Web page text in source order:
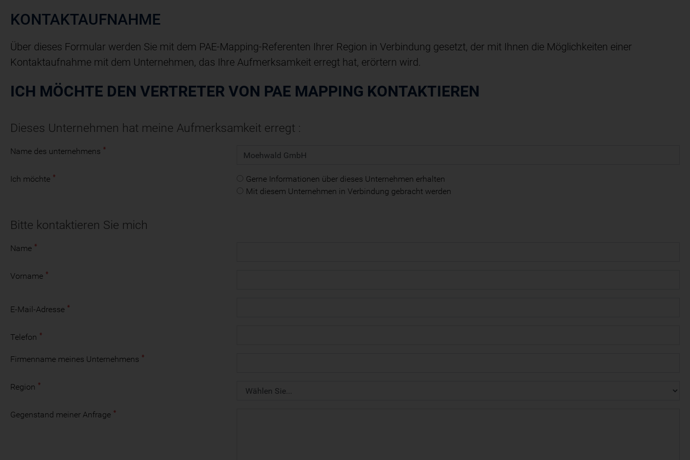
KONTAKTAUFNAHME
Über dieses Formular werden Sie mit dem PAE-Mapping-Referenten Ihrer Region in Verbindung gesetzt, der mit Ihnen die Möglichkeiten einer
Kontaktaufnahme mit dem Unternehmen, das Ihre Aufmerksamkeit erregt hat, erörtern wird.
ICH MÖCHTE DEN VERTRETER VON PAE MAPPING KONTAKTIEREN
Dieses Unternehmen hat meine Aufmerksamkeit erregt :
Name des unternehmens
Ich möchte
Gerne Informationen über dieses Unternehmen erhalten
Mit diesem Unternehmen in Verbindung gebracht werden
Bitte kontaktieren Sie mich
Name
Vorname
E-Mail-Adresse
Telefon
Firmenname meines Unternehmens
Region
Gegenstand meiner Anfrage